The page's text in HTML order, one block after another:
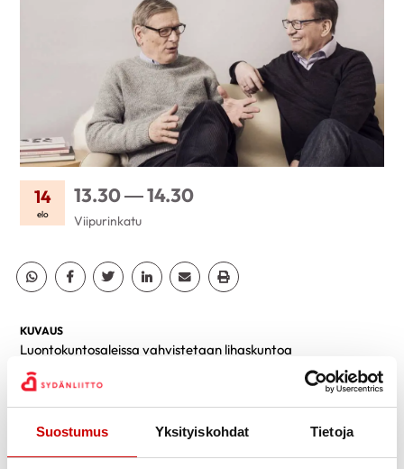
Suostumus Yksityiskohdat Tietoja
14
elo
13.30 — 14.30
Viipurinkatu
Jaa Whatsapp
Jaa Facebook
Jaa TwitterJaa Linkedin
Jaa EmailJaa Print
KUVAUS
Luontokuntosaleissa vahvistetaan lihaskuntoa
fysioterapeutin ohjauksessa luonnon muotoja, kuten puita ja
kiviä, hyödyntäen. Tapahtumat sopivat kaiken kuntoisille. Ei
https://sydan.fi/etelasuomi/toimintaa/luontokuntosalit/